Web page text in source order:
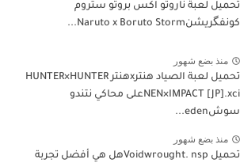
تحميل لعبة ناروتو اكس بروتو ستروم
كونفگريشنNaruto x Boruto Storm...
منذ بضع شهور
تحميل لعبة الصياد هنترxهنتر HUNTER×HUNTER
NEN×IMPACT [JP].xciعلى محاكي نتندو
سوشeden...
منذ بضع شهور
تحميل Voidwrought. nspهل هي أفضل تجربة